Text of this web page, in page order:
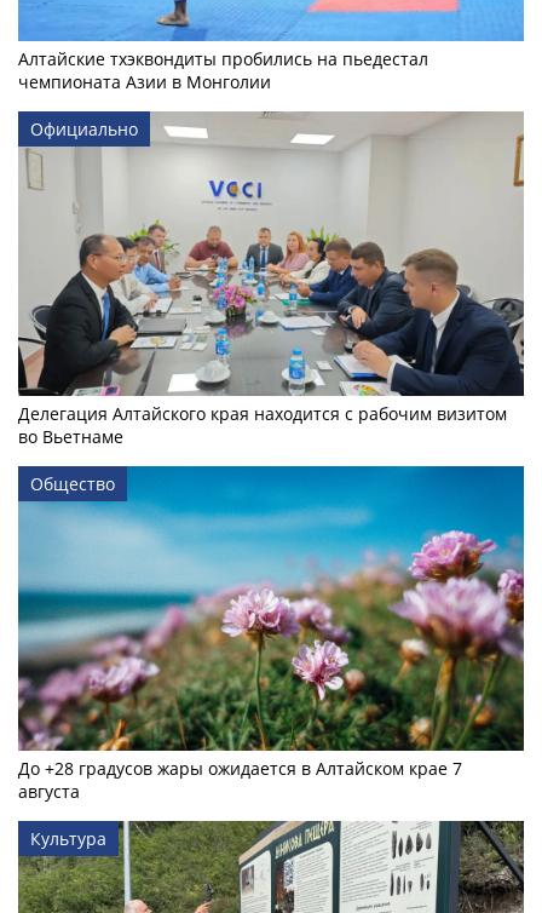
Алтайские тхэквондиты пробились на пьедестал
чемпионата Азии в Монголии
Официально
Делегация Алтайского края находится с рабочим визитом
во Вьетнаме
Общество
До +28 градусов жары ожидается в Алтайском крае 7
августа
Культура